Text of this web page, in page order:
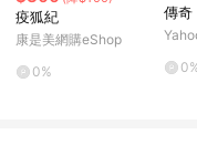
疫狐紀
康是美網購eShop
0%
傳奇
家收